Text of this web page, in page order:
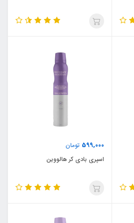
599,000 تومان
اسپری بادی کر هالووین